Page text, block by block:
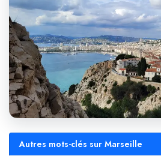
Autres mots-clés sur Marseille